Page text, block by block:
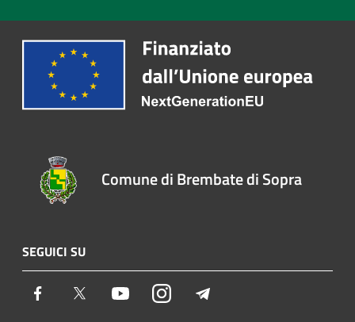
Comune di Brembate di Sopra
SEGUICI SU
Facebook Twitter YoutubeInstagram